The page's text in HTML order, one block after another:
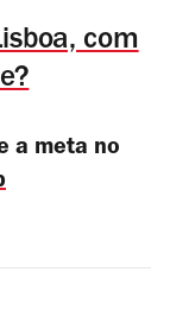
com
a meta no